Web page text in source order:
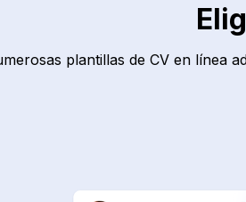
plantillas de CV en línea